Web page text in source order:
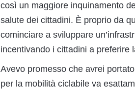
così un maggiore inquinamento
salute dei cittadini. È proprio da
cominciare a sviluppare
incentivando i cittadini a preferire
Avevo promesso che avrei
per la mobilità ciclabile va